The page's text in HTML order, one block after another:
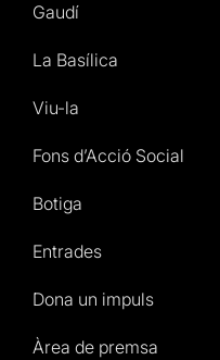
Gaudí
La Basílica
Viu-la
Fons d’Acció Social
Botiga
Entrades
Dona un impuls
Àrea de premsa